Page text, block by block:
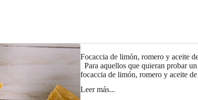
Focaccia de limón, romero y aceite
Para aquellos que quieran probar
focaccia de limón, romero y aceite
Leer más...